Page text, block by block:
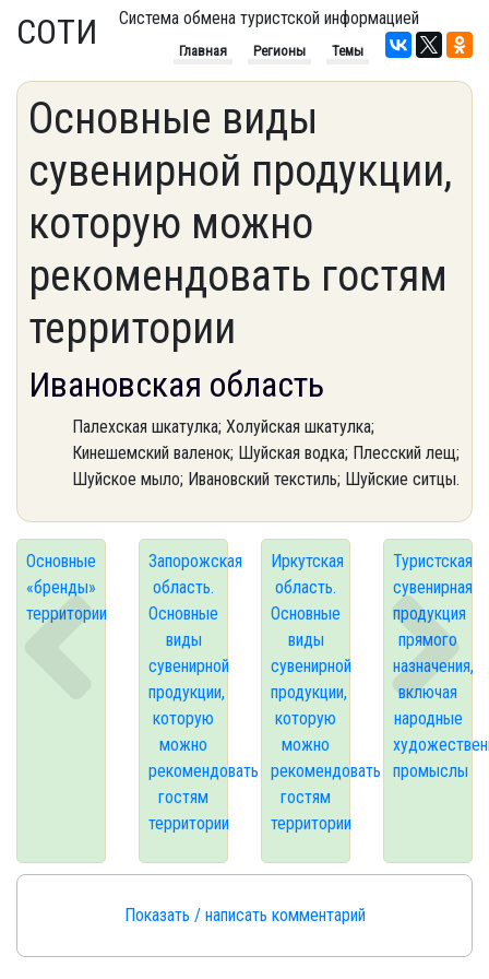
СОТИ Система обмена туристской информацией
Главная Регионы Темы
Основные виды
сувенирной продукции,
которую можно
рекомендовать гостям
территории
Ивановская область
Палехская шкатулка; Холуйская шкатулка;
Кинешемский валенок; Шуйская водка; Плесский лещ;
Шуйское мыло; Ивановский текстиль; Шуйские ситцы.
Основные
«бренды»
территории
Запорожская
область.
Основные
виды
сувенирной
продукции,
которую
можно
рекомендовать
гостям
территории
Иркутская
область.
Основные
виды
сувенирной
продукции,
которую
можно
рекомендовать
гостям
территории
Туристская
сувенирная
продукция
прямого
назначения,
включая
народные
промыслы
Показать / написать комментарий